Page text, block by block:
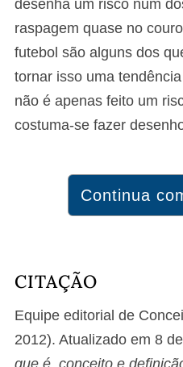
desenha um risco num
raspagem quase no
futebol são alguns dos
tornar isso uma
não é apenas feito um
costuma-se fazer
Continua
CITAÇÃO
Equipe editorial de
2012). Atualizado em 8
que é, conceito e